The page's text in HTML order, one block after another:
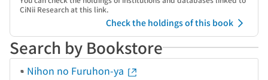
CiNii Research at this link.
Check the holdings of this book
Search by Bookstore
Nihon no Furuhon-ya